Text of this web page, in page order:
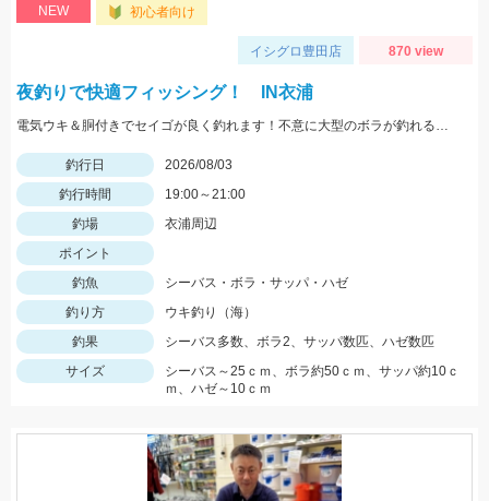
NEW 初心者向け
イシグロ豊田店 870 view
夜釣りで快適フィッシング！ IN衣浦
電気ウキ＆胴付きでセイゴが良く釣れます！不意に大型のボラが釣れることもあるので、ネットがあると安心です。
釣行日
2026/08/03
釣行時間
19:00～21:00
釣場
衣浦周辺
ポイント
釣魚
シーバス・ボラ・サッパ・ハゼ
釣り方
ウキ釣り（海）
釣果
シーバス多数、ボラ2、サッパ数匹、ハゼ数匹
サイズ
シーバス～25ｃｍ、ボラ約50ｃｍ、サッパ約10ｃ
ｍ、ハゼ～10ｃｍ